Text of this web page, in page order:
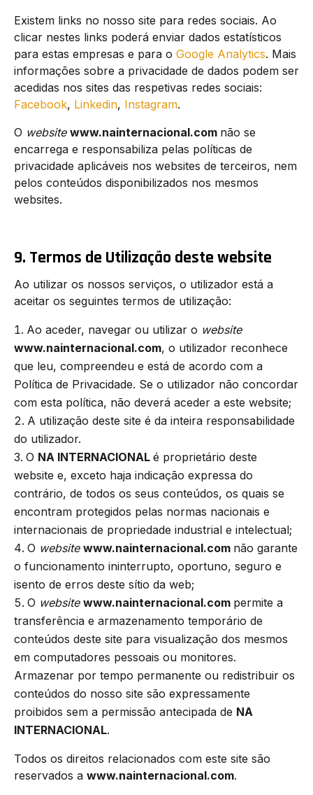
Existem links no nosso site para redes sociais. Ao
clicar nestes links poderá enviar dados estatísticos
para estas empresas e para o Google Analytics. Mais
informações sobre a privacidade de dados podem ser
acedidas nos sites das respetivas redes sociais:
Facebook, Linkedin, Instagram.
O website www.nainternacional.com não se
encarrega e responsabiliza pelas políticas de
privacidade aplicáveis nos websites de terceiros, nem
pelos conteúdos disponibilizados nos mesmos
websites.
9. Termos de Utilização deste website
Ao utilizar os nossos serviços, o utilizador está a
aceitar os seguintes termos de utilização:
Ao aceder, navegar ou utilizar o website
www.nainternacional.com, o utilizador reconhece
que leu, compreendeu e está de acordo com a
Política de Privacidade. Se o utilizador não concordar
com esta política, não deverá aceder a este website;
A utilização deste site é da inteira responsabilidade
do utilizador.
O NA INTERNACIONAL é proprietário deste
website e, exceto haja indicação expressa do
contrário, de todos os seus conteúdos, os quais se
encontram protegidos pelas normas nacionais e
internacionais de propriedade industrial e intelectual;
O website www.nainternacional.com não garante
o funcionamento ininterrupto, oportuno, seguro e
isento de erros deste sítio da web;
O website www.nainternacional.com permite a
transferência e armazenamento temporário de
conteúdos deste site para visualização dos mesmos
em computadores pessoais ou monitores.
Armazenar por tempo permanente ou redistribuir os
conteúdos do nosso site são expressamente
proibidos sem a permissão antecipada de NA
INTERNACIONAL.
Todos os direitos relacionados com este site são
reservados a www.nainternacional.com.